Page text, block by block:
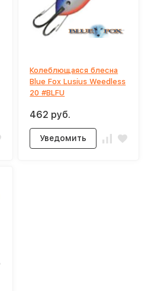
Колеблющаяся блесна
Blue Fox Lusius Weedless
20 #BLFU
462 руб.
Уведомить